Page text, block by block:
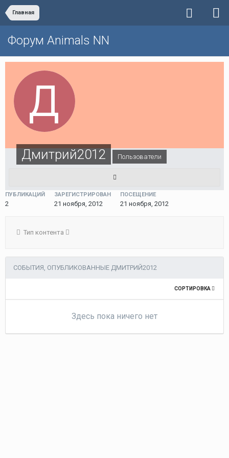
Главная
Форум Animals NN
Дмитрий2012 Пользователи
ПУБЛИКАЦИЙ
2
ЗАРЕГИСТРИРОВАН
21 ноября, 2012
ПОСЕЩЕНИЕ
21 ноября, 2012
Тип контента
СОБЫТИЯ, ОПУБЛИКОВАННЫЕ ДМИТРИЙ2012
СОРТИРОВКА
Здесь пока ничего нет